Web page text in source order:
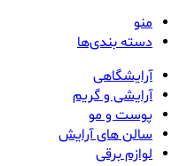
منو
دسته بندی‌ها
آرایشگاهی
آرایشی و گریم
پوست و مو
سالن های آرایش
لوازم برقی